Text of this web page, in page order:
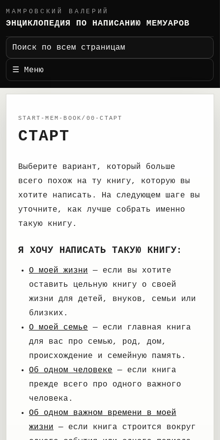
МАМРОВСКИЙ ВАЛЕРИЙ
ЭНЦИКЛОПЕДИЯ ПО НАПИСАНИЮ МЕМУАРОВ
Поиск по всем страницам
☰ Меню
START-MEM-BOOK/00-СТАРТ
СТАРТ
Выберите вариант, который больше
всего похож на ту книгу, которую вы
хотите написать. На следующем шаге вы
уточните, как лучше собрать именно
такую книгу.
Я ХОЧУ НАПИСАТЬ ТАКУЮ КНИГУ:
О моей жизни — если вы хотите
оставить цельную книгу о своей
жизни для детей, внуков, семьи или
близких.
О моей семье — если главная книга
для вас про семью, род, дом,
происхождение и семейную память.
Об одном человеке — если книга
прежде всего про одного важного
человека.
Об одном важном времени в моей
жизни — если книга строится вокруг